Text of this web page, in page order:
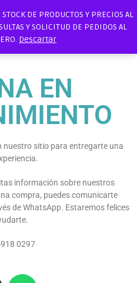
DE PRODUCTOS Y PRECIOS AL
Y SOLICITUD DE PEDIDOS AL
Descartar
EN
nuestro sitio para entregarte una
información sobre nuestros
compra, puedes comunicarte
de WhatsApp. Estaremos felices
0297